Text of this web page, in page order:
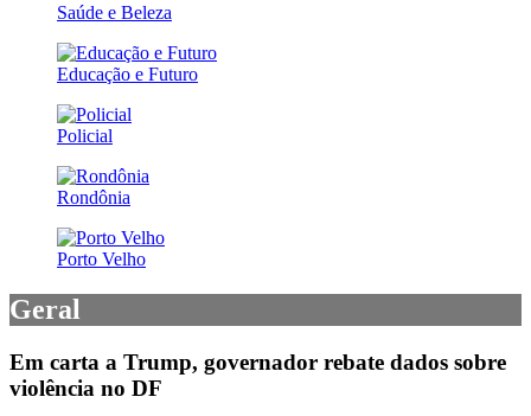
Saúde e Beleza
Educação e Futuro
Policial
Rondônia
Porto Velho
Geral
Em carta a Trump, governador rebate dados sobre
violência no DF